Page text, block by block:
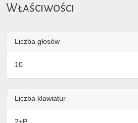
Właściwości
Liczba głosów
10
Liczba klawiatur
2+P